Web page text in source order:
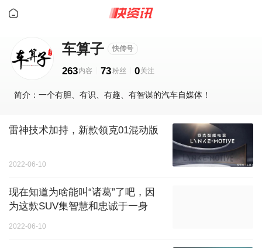
车算子 快传号
263 73 0
简介：一个有胆、有识、有趣、有智谋的汽车自媒体！
雷神技术加持，新款领克01混动版
2022-06-10
现在知道为啥能叫“诸葛”了吧，因
为这款SUV集智慧和忠诚于一身
2022-06-10